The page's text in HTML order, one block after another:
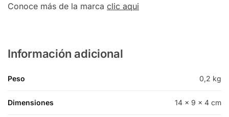
Conoce más de la marca clic aqui
Información adicional
Peso 0,2 kg
Dimensiones 14 × 9 × 4 cm